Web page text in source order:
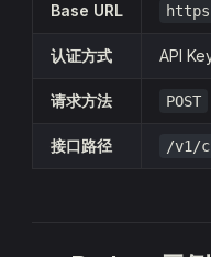
Base URL
认证方式 API
请求方法 POST
接口路径 /v1/